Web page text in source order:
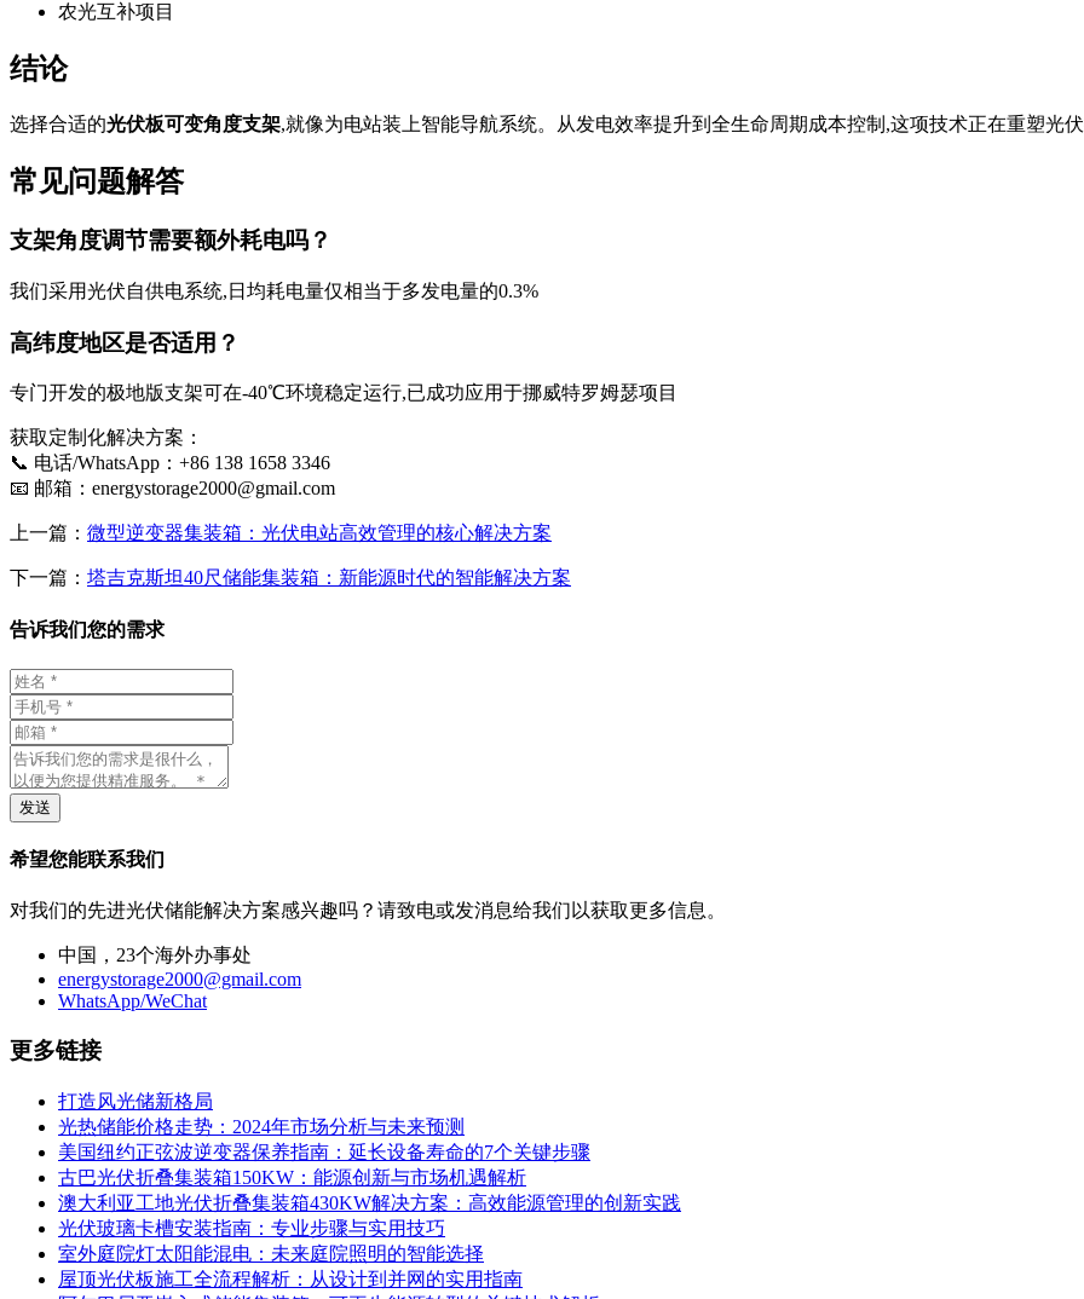
农光互补项目
结论
选择合适的光伏板可变角度支架,就像为电站装上智能导航系统。从发电效率提升到全生命周期成本控制,这项技术正在重塑光伏
常见问题解答
支架角度调节需要额外耗电吗？
我们采用光伏自供电系统,日均耗电量仅相当于多发电量的0.3%
高纬度地区是否适用？
专门开发的极地版支架可在-40℃环境稳定运行,已成功应用于挪威特罗姆瑟项目
获取定制化解决方案：
📞 电话/WhatsApp：+86 138 1658 3346
📧 邮箱： energystorage2000@gmail.com
上一篇： 微型逆变器集装箱：光伏电站高效管理的核心解决方案
下一篇： 塔吉克斯坦40尺储能集装箱：新能源时代的智能解决方案
告诉我们您的需求
发送
希望您能联系我们
对我们的先进光伏储能解决方案感兴趣吗？请致电或发消息给我们以获取更多信息。
中国，23个海外办事处
energystorage2000@gmail.com
WhatsApp/WeChat
更多链接
打造风光储新格局
光热储能价格走势：2024年市场分析与未来预测
美国纽约正弦波逆变器保养指南：延长设备寿命的7个关键步骤
古巴光伏折叠集装箱150KW：能源创新与市场机遇解析
澳大利亚工地光伏折叠集装箱430KW解决方案：高效能源管理的创新实践
光伏玻璃卡槽安装指南：专业步骤与实用技巧
室外庭院灯太阳能混电：未来庭院照明的智能选择
屋顶光伏板施工全流程解析：从设计到并网的实用指南